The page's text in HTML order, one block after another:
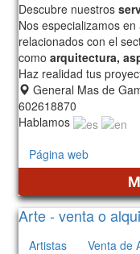
Descubre nuestros
Nos especializamos
relacionados con el
como arquitectura,
Haz realidad tus
General Mas de
602618870
Hablamos
Página web
Arte - venta o
Artistas Venta de